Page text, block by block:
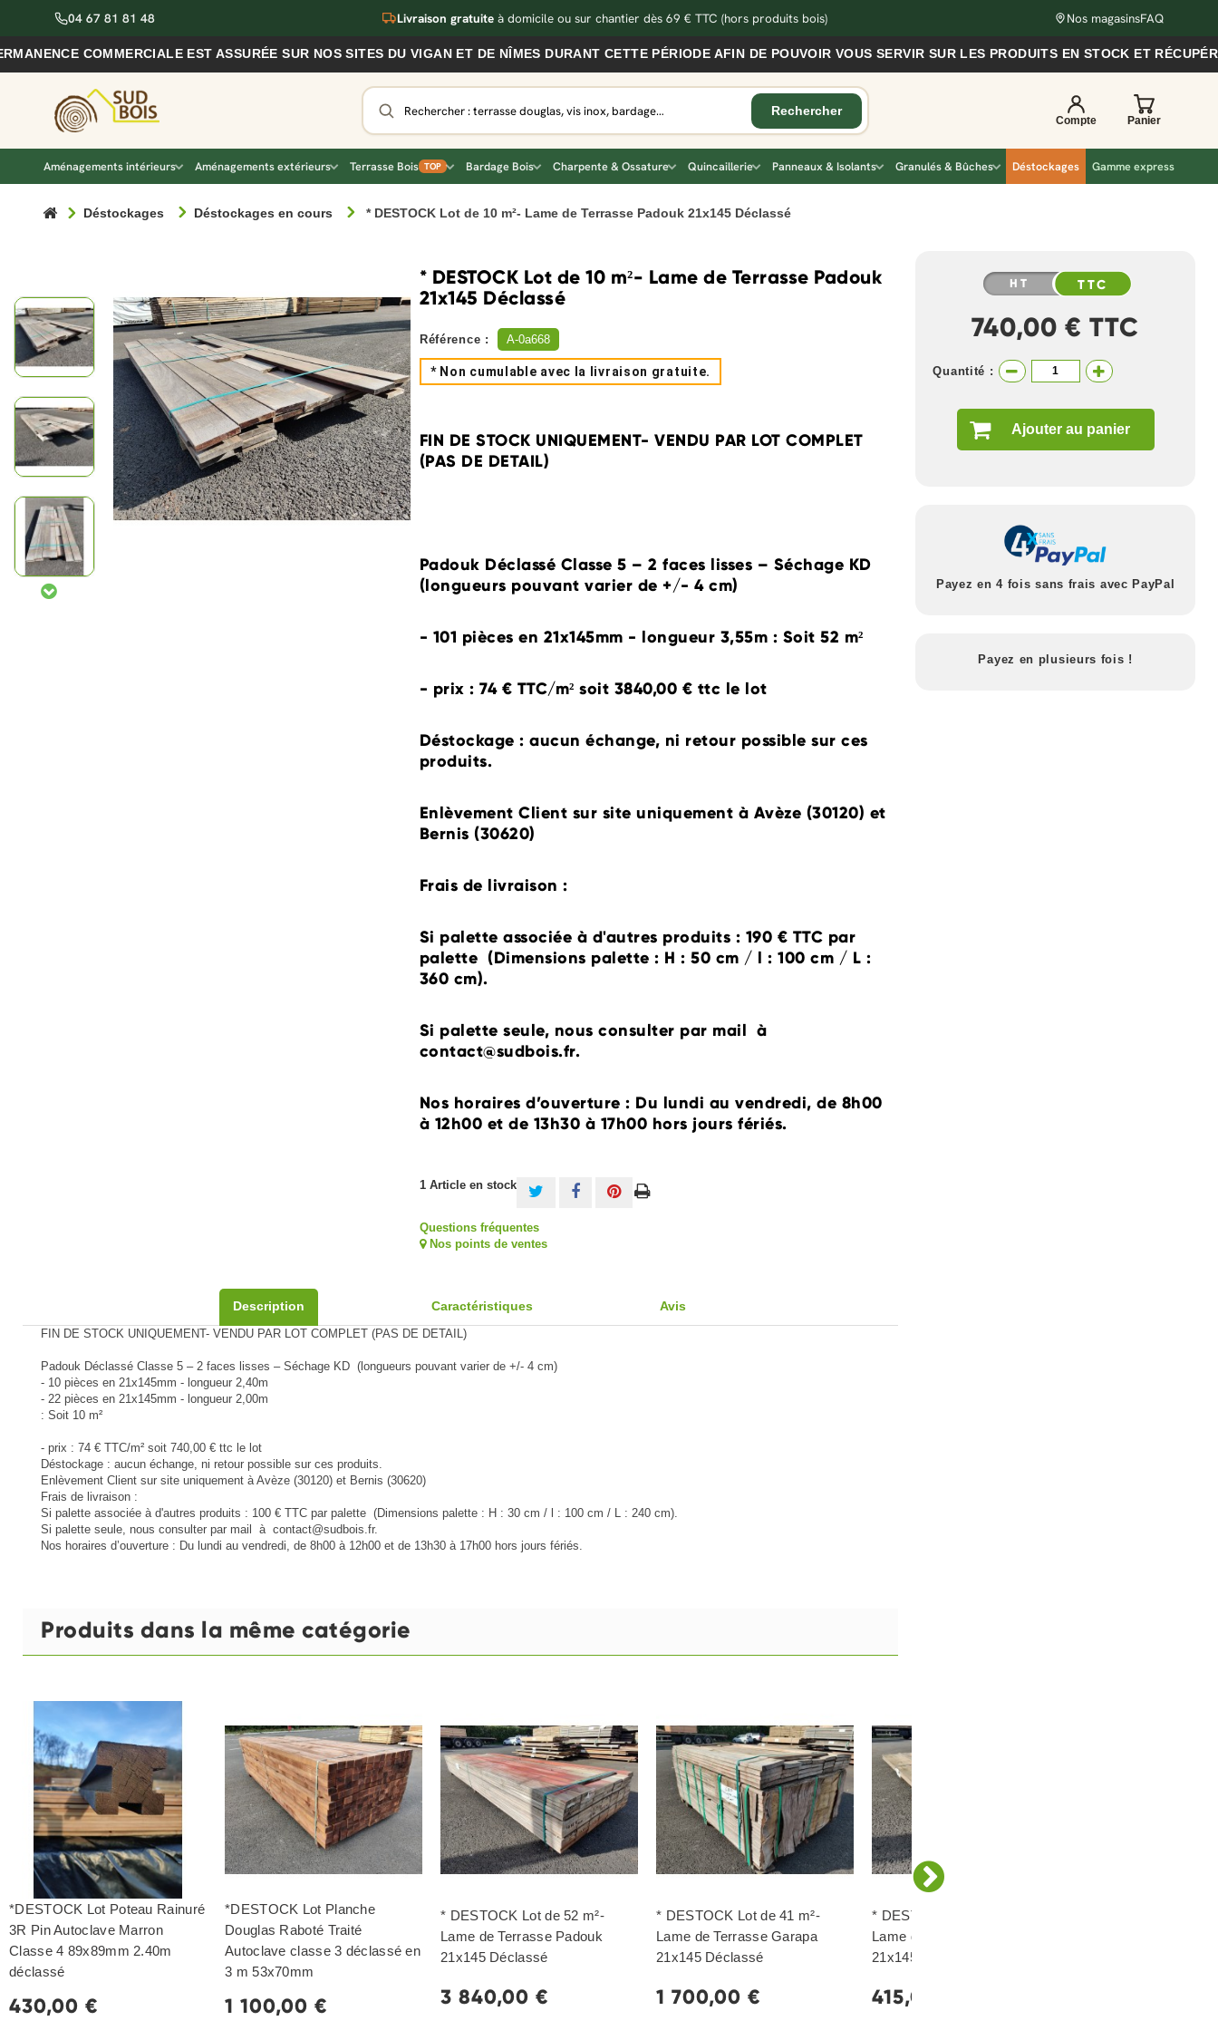
04 67 81 81 48 Livraison gratuiteà domicile ou sur chantier dès 69 € TTC (hors produits bois) Nos magasinsFAQ
COMMERCIALE EST ASSURÉE SUR NOS SITES DU VIGAN ET DE NÎMES DURANT CETTE PÉRIODE AFIN DE POUVOIR VOUS SERVIR SUR LES PRODUITS EN STOCK ET RÉCUPÉRER
Aménagements intérieurs Aménagements extérieurs Terrasse Bois TOP Bardage Bois Charpente & Ossature Quincaillerie Panneaux & Isolants Granulés & Bûches Déstockages Gamme express
Déstockages Déstockages en cours * DESTOCK Lot de 10 m²- Lame de Terrasse Padouk 21x145 Déclassé
* DESTOCK Lot de 10 m²- Lame de Terrasse Padouk
21x145 Déclassé
Référence : A-0a668
* Non cumulable avec la livraison gratuite.
FIN DE STOCK UNIQUEMENT- VENDU PAR LOT COMPLET
(PAS DE DETAIL)
Padouk Déclassé Classe 5 – 2 faces lisses – Séchage KD
(longueurs pouvant varier de +/- 4 cm)
- 101 pièces en 21x145mm - longueur 3,55m : Soit 52 m²
- prix : 74 € TTC/m² soit 3840,00 € ttc le lot
Déstockage : aucun échange, ni retour possible sur ces
produits.
Enlèvement Client sur site uniquement à Avèze (30120) et
Bernis (30620)
Frais de livraison :
Si palette associée à d'autres produits : 190 € TTC par
palette (Dimensions palette : H : 50 cm / l : 100 cm / L :
360 cm).
Si palette seule, nous consulter par mail à
contact@sudbois.fr.
Nos horaires d’ouverture : Du lundi au vendredi, de 8h00
à 12h00 et de 13h30 à 17h00 hors jours fériés.
1 Article en stock
Questions fréquentes
Nos points de ventes
HT TTC
740,00 € TTC
Quantité :
Ajouter au panier
Payez en 4 fois sans frais avec PayPal
Payez en plusieurs fois !
Description Caractéristiques Avis
FIN DE STOCK UNIQUEMENT- VENDU PAR LOT COMPLET (PAS DE DETAIL)
Padouk Déclassé Classe 5 – 2 faces lisses – Séchage KD (longueurs pouvant varier de +/- 4 cm)
- 10 pièces en 21x145mm - longueur 2,40m
- 22 pièces en 21x145mm - longueur 2,00m
: Soit 10 m²
- prix : 74 € TTC/m² soit 740,00 € ttc le lot
Déstockage : aucun échange, ni retour possible sur ces produits.
Enlèvement Client sur site uniquement à Avèze (30120) et Bernis (30620)
Frais de livraison :
Si palette associée à d'autres produits : 100 € TTC par palette (Dimensions palette : H : 30 cm / l : 100 cm / L : 240 cm).
Si palette seule, nous consulter par mail à contact@sudbois.fr.
Nos horaires d’ouverture : Du lundi au vendredi, de 8h00 à 12h00 et de 13h30 à 17h00 hors jours fériés.
Produits dans la même catégorie
*DESTOCK Lot Poteau Rainuré
3R Pin Autoclave Marron
Classe 4 89x89mm 2.40m
déclassé
430,00 €
*DESTOCK Lot Planche
Douglas Raboté Traité
Autoclave classe 3 déclassé en
3 m 53x70mm
1 100,00 €
* DESTOCK Lot de 52 m²-
Lame de Terrasse Padouk
21x145 Déclassé
3 840,00 €
* DESTOCK Lot de 41 m²-
Lame de Terrasse Garapa
21x145 Déclassé
1 700,00 €
* DESTOCK Lot de 8,50 m²-
Lame de Terrasse Garapa
21x145 Déclassé
415,00 €